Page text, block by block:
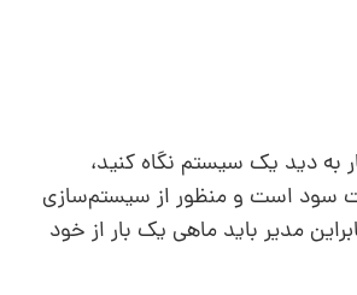
دید یک سیستم نگاه کنید،
سود است و منظور از سیستم‌سازی
مدیر باید ماهی یک بار از خود